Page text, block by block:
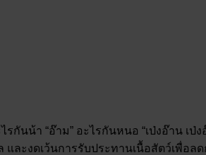
รกันน้า “อ๊าม” อะไรกันหนอ “เป่งอ๊าน เ
และงดเว้นการรับประทานเนื้อสัตว์เพื่อ